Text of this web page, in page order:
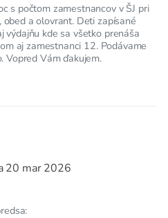
s počtom zamestnancov v ŠJ pri
a olovrant. Deti zapísané
kde sa všetko prenáša
aj zamestnanci 12. Podávame
Vopred Vám ďakujem.
20 mar 2026